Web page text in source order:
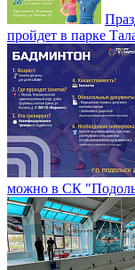
пройдет в парке
можно в СК